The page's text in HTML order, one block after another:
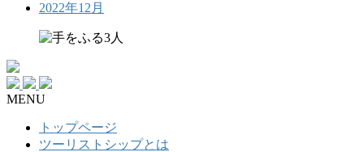
2022年12月
MENU
トップページ
ツーリストシップとは